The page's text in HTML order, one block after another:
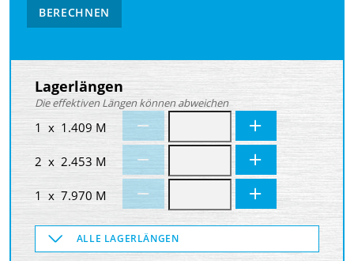
BERECHNEN
Lagerlängen
Die effektiven Längen können abweichen
1 x 1.409 M
2 x 2.453 M
1 x 7.970 M
ALLE LAGERLÄNGEN